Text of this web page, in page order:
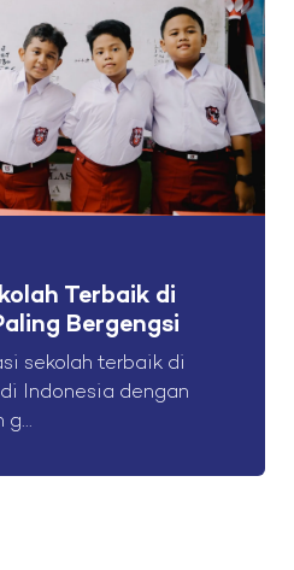
Terbaik di
Bergengsi
sekolah terbaik di
Indonesia dengan
g...